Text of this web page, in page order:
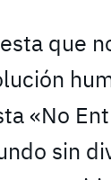
que
«No
sin